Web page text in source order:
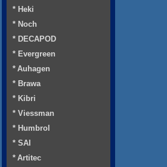
* Heki
* Noch
* DECAPOD
* Evergreen
* Auhagen
* Brawa
* Kibri
* Viessman
* Humbrol
* SAI
* Artitec